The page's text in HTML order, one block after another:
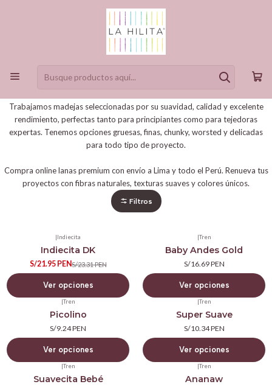
Lanas
Descubre nuestra colección de lanas para tejer en Perú, ideales para
premium para crear sweaters, chalecos, bufandas, amigurumis y más.
Trabajamos madejas seleccionadas por su suavidad, calidad y excelente
rendimiento, perfectas tanto para principiantes como para tejedoras
expertas. Tenemos opciones gruesas, finas, chunky, worsted y delicadas
para todo tipo de proyecto.
Compra online lanas premium con envío a Lima y todo el Perú. Renueva tus
proyectos con fibras naturales, texturas suaves y colores únicos.
Filtros
|Indiecita
Indiecita DK
S/21.95 PENS/23.31 PEN
Ver opciones
|Tren
Baby Andes Gold
S/16.69 PEN
Ver opciones
|Tren
Picolino
S/9.24 PEN
Ver opciones
|Tren
Super Suave
S/10.34 PEN
Ver opciones
|Tren
Suavecita Bebé
|Tren
Ananaw